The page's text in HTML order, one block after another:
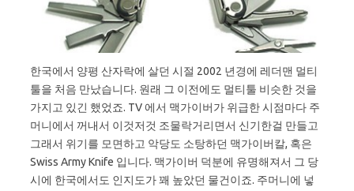
한국에서 양평 산자락에 살던 시절 2002 년경에 레더맨 멀티
툴을 처음 만났습니다. 원래 그 이전에도 멀티툴 비슷한 것을
가지고 있긴 했었죠. TV 에서 맥가이버가 위급한 시점마다 주
머니에서 꺼내서 이것저것 조물락거리면서 신기한걸 만들고
그래서 위기를 모면하고 악당도 소탕하던 맥가이버칼, 혹은
Swiss Army Knife 입니다. 맥가이버 덕분에 유명해져서 그 당
시에 한국에서도 인지도가 꽤 높았던 물건이죠. 주머니에 넣